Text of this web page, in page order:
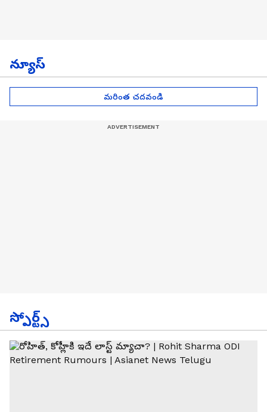
న్యూస్
మరింత చదవండి
స్పోర్ట్స్